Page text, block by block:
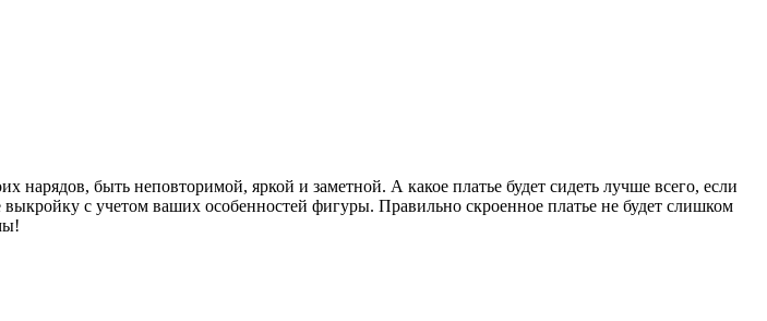
быть неповторимой, яркой и заметной. А какое платье будет сидеть лучше всего, если
с учетом ваших особенностей фигуры. Правильно скроенное платье не будет слишком